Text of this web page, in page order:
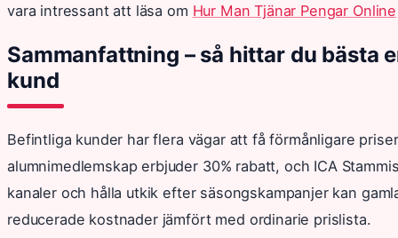
vara intressant att läsa om Hur Man Tjänar Pengar Online
Sammanfattning – så hittar du bästa
kund
Befintliga kunder har flera vägar att få förmånligare
alumnimedlemskap erbjuder 30% rabatt, och ICA
kanaler och hålla utkik efter säsongskampanjer kan
reducerade kostnader jämfört med ordinarie prislista.